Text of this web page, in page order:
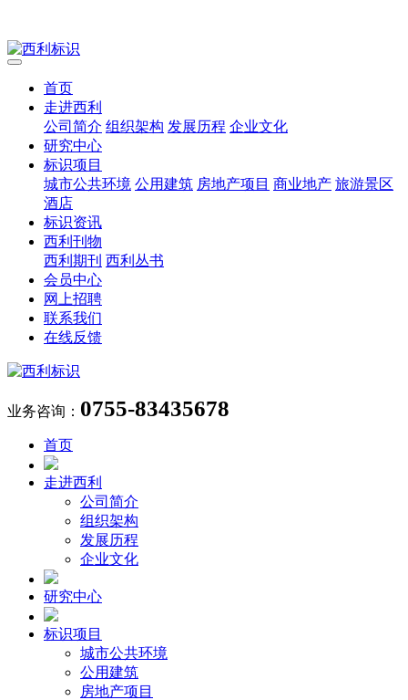
首页
走进西利
公司简介 组织架构 发展历程 企业文化
研究中心
标识项目
城市公共环境 公用建筑 房地产项目 商业地产 旅游景区
酒店
标识资讯
西利刊物
西利期刊 西利丛书
会员中心
网上招聘
联系我们
在线反馈
业务咨询： 0755-83435678
首页
走进西利
公司简介
组织架构
发展历程
企业文化
研究中心
标识项目
城市公共环境
公用建筑
房地产项目